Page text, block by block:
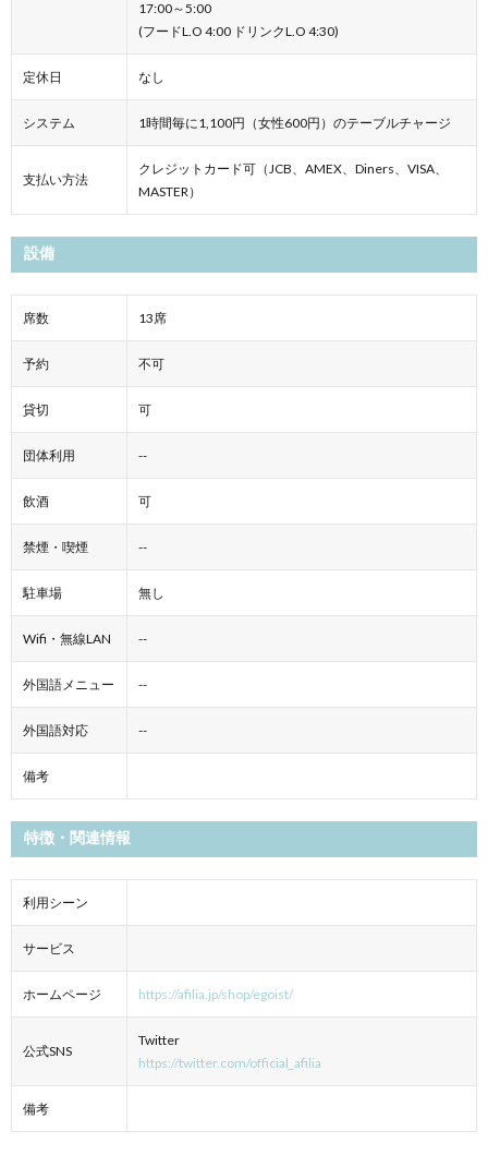
17:00～5:00
(フードL.O 4:00 ドリンクL.O 4:30)
定休日 なし
システム 1時間毎に1,100円（女性600円）のテーブルチャージ
支払い方法
クレジットカード可（JCB、AMEX、Diners、VISA、
MASTER）
設備
席数 13席
予約 不可
貸切 可
団体利用 --
飲酒 可
禁煙・喫煙 --
駐車場 無し
Wifi・無線LAN --
外国語メニュー --
外国語対応 --
備考
特徴・関連情報
利用シーン
サービス
ホームページ https://afilia.jp/shop/egoist/
公式SNS
Twitter
https://twitter.com/official_afilia
備考